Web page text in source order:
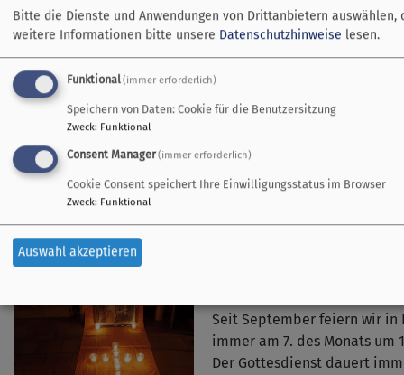
dabei beim ersten
Sonntag, 8.10., 10.45 Uhr. Wir
ammersee.de/fotogalerie/
Taizé-Andacht
Seit September feiern wir in
immer am 7. des Monats um
Der Gottesdienst dauert
Bitte die Dienste und Anwendungen von Drittanbietern
weitere Informationen bitte unsere Datenschutzhinweise lesen.
Funktional(immer erforderlich)
Speichern von Daten: Cookie für die Benutzersitzung
Zweck: Funktional
Consent Manager(immer erforderlich)
Cookie Consent speichert Ihre Einwilligungsstatus im Browser
Zweck: Funktional
Auswahl akzeptieren